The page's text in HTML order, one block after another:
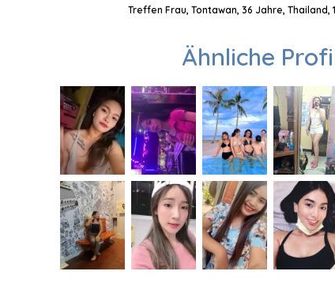
Treffen Frau, Tontawan, 36 Jahre, Thailand,
Ähnliche